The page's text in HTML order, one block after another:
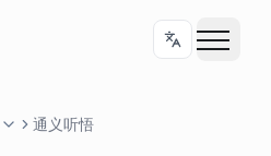
通义听悟